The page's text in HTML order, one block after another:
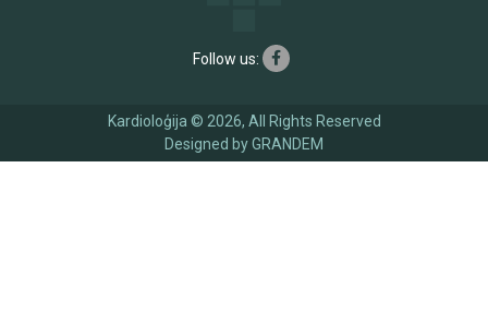
Follow us:
Kardioloģija © 2026, All Rights Reserved
Designed byGRANDEM